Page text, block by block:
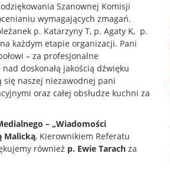
Szanownej Komisji
wymagających zmagań.
p. Katarzyny T, p. Agaty K, p.
każdym etapie organizacji. Pani
– za profesjonalne
doskonałą jakością dźwięku
się naszej niezawodnej pani
oraz całej obsłudze kuchni za
– „Wiadomości
Malicką, Kierownikiem Referatu
również p. Ewie Tarach za